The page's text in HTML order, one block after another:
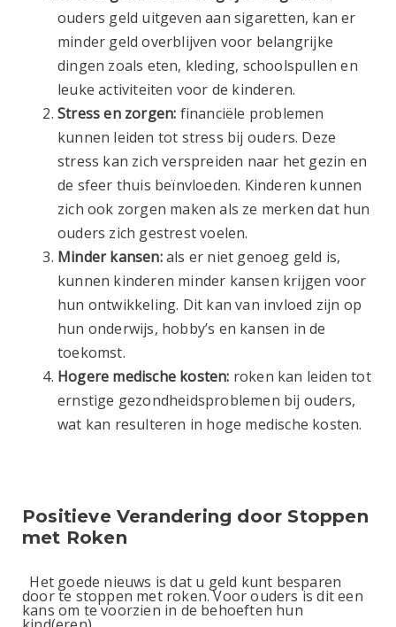
ouders geld uitgeven aan sigaretten, kan er
minder geld overblijven voor belangrijke
dingen zoals eten, kleding, schoolspullen en
leuke activiteiten voor de kinderen.
Stress en zorgen: financiële problemen
kunnen leiden tot stress bij ouders. Deze
stress kan zich verspreiden naar het gezin en
de sfeer thuis beïnvloeden. Kinderen kunnen
zich ook zorgen maken als ze merken dat hun
ouders zich gestrest voelen.
Minder kansen:als er niet genoeg geld is,
kunnen kinderen minder kansen krijgen voor
hun ontwikkeling. Dit kan van invloed zijn op
hun onderwijs, hobby’s en kansen in de
toekomst.
Hogere medische kosten: roken kan leiden tot
ernstige gezondheidsproblemen bij ouders,
wat kan resulteren in hoge medische kosten.
Positieve Verandering door Stoppen
met Roken
Het goede nieuws is dat u geld kunt besparen
door te stoppen met roken. Voor ouders is dit een
kans om te voorzien in de behoeften hun